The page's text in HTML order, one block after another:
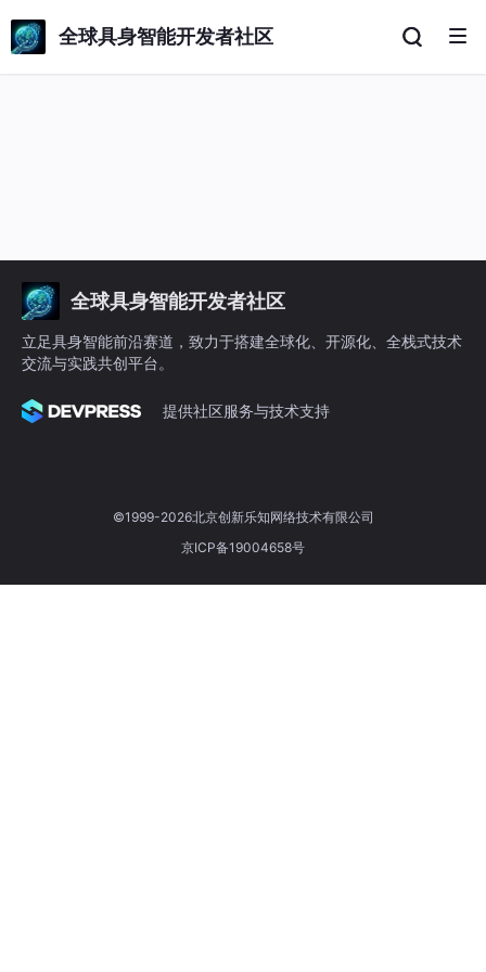
全球具身智能开发者社区
全球具身智能开发者社区
立足具身智能前沿赛道，致力于搭建全球化、开源化、全栈式技术
交流与实践共创平台。
提供社区服务与技术支持
©1999-2026北京创新乐知网络技术有限公司
京ICP备19004658号